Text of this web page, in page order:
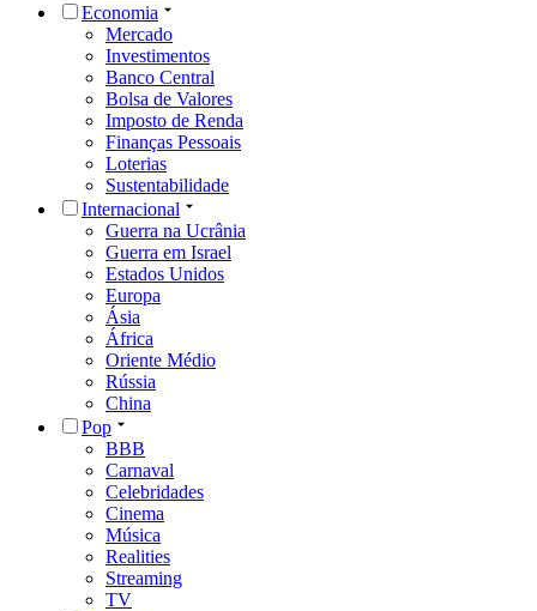
Economia
Mercado
Investimentos
Banco Central
Bolsa de Valores
Imposto de Renda
Finanças Pessoais
Loterias
Sustentabilidade
Internacional
Guerra na Ucrânia
Guerra em Israel
Estados Unidos
Europa
Ásia
África
Oriente Médio
Rússia
China
Pop
BBB
Carnaval
Celebridades
Cinema
Música
Realities
Streaming
TV